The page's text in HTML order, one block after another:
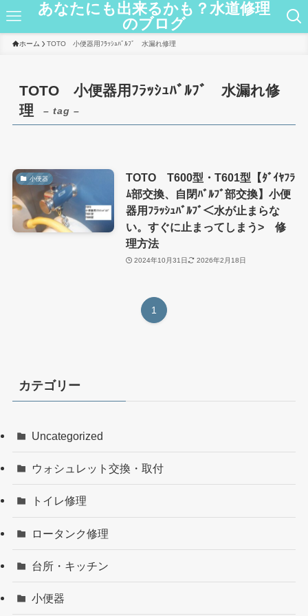
あなたにも出来るかも？水道修理
のブログ
ホーム TOTO 小便器用ﾌﾗｯｼｭﾊﾞﾙﾌﾞ 水漏れ修理
TOTO 小便器用ﾌﾗｯｼｭﾊﾞﾙﾌﾞ 水漏れ修
理
– tag –
小便器
TOTO T600型・T601型【ﾀﾞｲﾔﾌﾗ
ﾑ部交換、自閉ﾊﾞﾙﾌﾞ部交換】小便
器用ﾌﾗｯｼｭﾊﾞﾙﾌﾞ＜水が止まらな
い。すぐに止まってしまう> 修
理方法
2024年10月31日 2026年2月18日
1
カテゴリー
Uncategorized
ウォシュレット交換・取付
トイレ修理
ロータンク修理
台所・キッチン
小便器